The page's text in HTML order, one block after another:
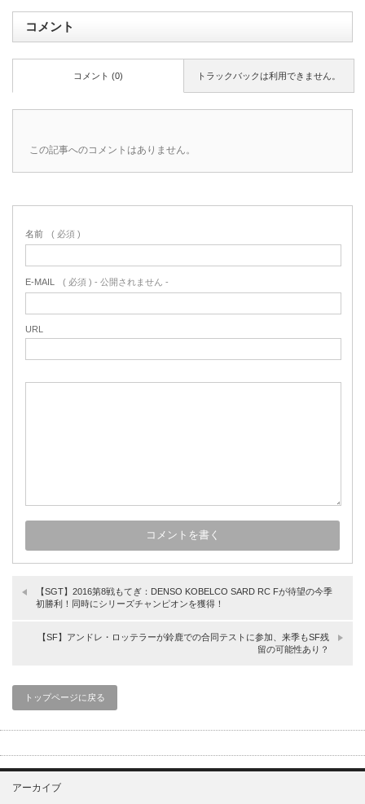
コメント
トラックバックは利用できません。
コメント (0)
この記事へのコメントはありません。
名前 ( 必須 )
E-MAIL ( 必須 ) - 公開されません -
URL
【SGT】2016第8戦もてぎ：DENSO KOBELCO SARD RC Fが待望の今季
初勝利！同時にシリーズチャンピオンを獲得！
【SF】アンドレ・ロッテラーが鈴鹿での合同テストに参加、来季もSF残
留の可能性あり？
トップページに戻る
アーカイブ